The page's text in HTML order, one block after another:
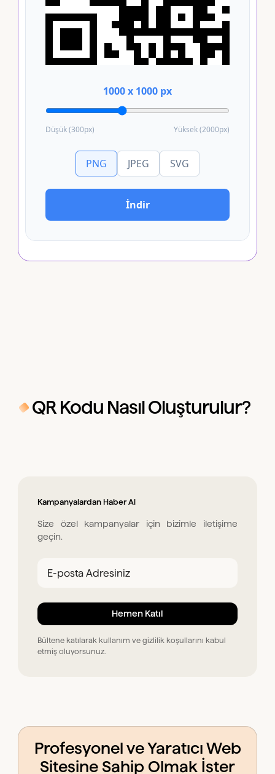
1000 x 1000 px
Düşük (300px) Yüksek (2000px)
PNG JPEG SVG
İndir
QR Kodu Nasıl Oluşturulur?
Kampanyalardan Haber Al
Size özel kampanyalar için bizimle iletişime
geçin.
Bültene katılarak kullanım ve gizlilik koşullarını kabul
etmiş oluyorsunuz.
Profesyonel ve Yaratıcı Web
Sitesine Sahip Olmak İster